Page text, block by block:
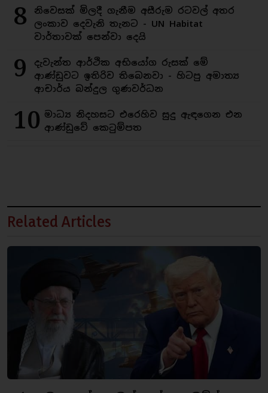
8
නිවෙසක් මිලදී ගැනීම අසීරුම රටවල් අතර
ලංකාව දෙවැනි තැනට - UN Habitat
වාර්තාවක් පෙන්වා දෙයි
9
දැවැන්ත ආර්ථික අභියෝග රුසක් මේ
ආණ්ඩුවට ඉතිරිව තිබෙනවා - හිටපු අමාත්‍ය
ආචාර්ය බන්දුල ගුණවර්ධන
10 මාධ්‍ය නිදහසට එරෙහිව සුදු ඇඳගෙන එන
ආණ්ඩුවේ කෙටුම්පත
Related Articles